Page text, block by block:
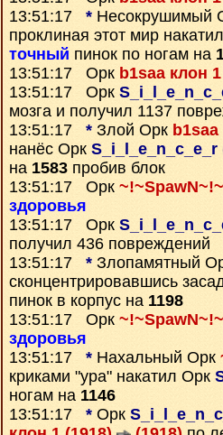
13:51:17 * Несокрушимый
проклиная этот мир
точный пинок по ногам на
13:51:17 Орк b1saa клон
13:51:17 Орк
мозга и получил 1137
13:51:17 * Злой Орк
нанёс Орк S_i_l_e_n_c_e_r
на 1583 пробив блок
13:51:17 Орк
здоровья
13:51:17 Орк
получил 436 повреждений
13:51:17 * Злопамятный
сконцентрировавшись
пинок в корпус на 1198
13:51:17 Орк
здоровья
13:51:17 * Нахальный Орк
криками "ура" накатил Орк
ногам на 1146
13:51:17 * Орк